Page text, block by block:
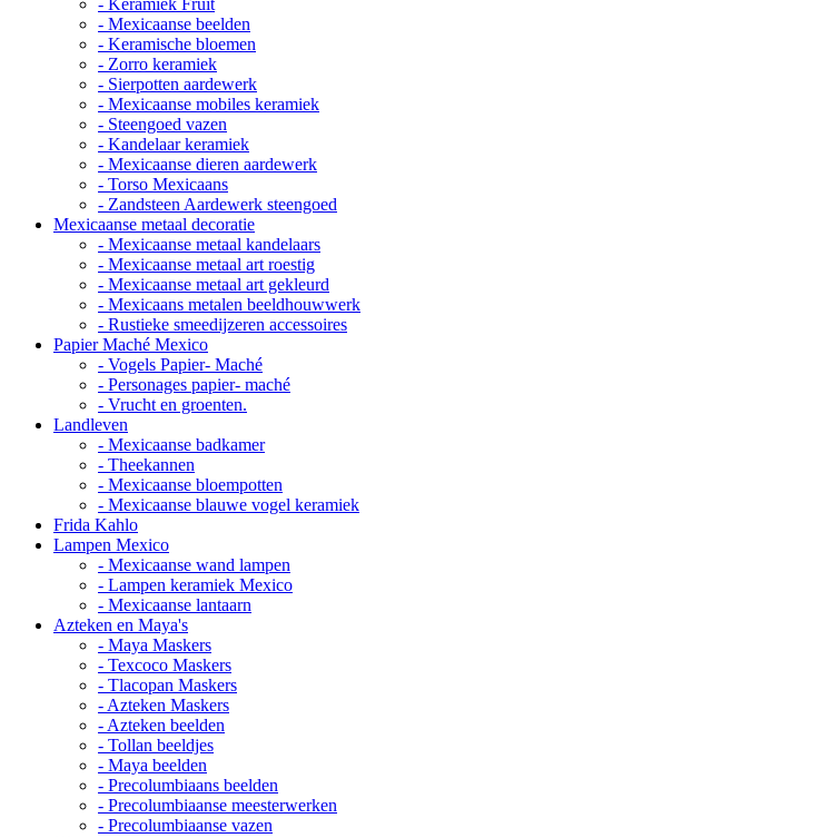
- Mexicaanse beelden
- Keramische bloemen
- Zorro keramiek
- Sierpotten aardewerk
- Mexicaanse mobiles keramiek
- Steengoed vazen
- Kandelaar keramiek
- Mexicaanse dieren aardewerk
- Torso Mexicaans
- Zandsteen Aardewerk steengoed
Mexicaanse metaal decoratie
- Mexicaanse metaal kandelaars
- Mexicaanse metaal art roestig
- Mexicaanse metaal art gekleurd
- Mexicaans metalen beeldhouwwerk
- Rustieke smeedijzeren accessoires
Papier Maché Mexico
- Vogels Papier- Maché
- Personages papier- maché
- Vrucht en groenten.
Landleven
- Mexicaanse badkamer
- Theekannen
- Mexicaanse bloempotten
- Mexicaanse blauwe vogel keramiek
Frida Kahlo
Lampen Mexico
- Mexicaanse wand lampen
- Lampen keramiek Mexico
- Mexicaanse lantaarn
Azteken en Maya's
- Maya Maskers
- Texcoco Maskers
- Tlacopan Maskers
- Azteken Maskers
- Azteken beelden
- Tollan beeldjes
- Maya beelden
- Precolumbiaans beelden
- Precolumbiaanse meesterwerken
- Precolumbiaanse vazen